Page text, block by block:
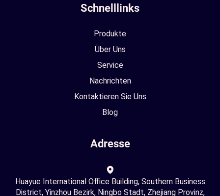
Schnelllinks
Produkte
Über Uns
Service
Nachrichten
Kontaktieren Sie Uns
Blog
Adresse
Huayue International Office Building, Southern Business
District, Yinzhou Bezirk, Ningbo Stadt, Zhejiang Provinz,